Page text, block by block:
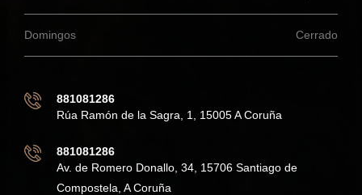
Domingos Cerrado
881081286
Rúa Ramón de la Sagra, 1, 15005 A Coruña
881081286
Av. de Romero Donallo, 34, 15706 Santiago de
Compostela, A Coruña